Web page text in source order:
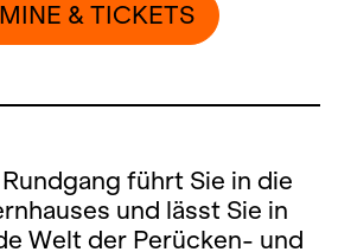
& TICKETS
führt Sie in die
und lässt Sie in
Welt der Perücken- und